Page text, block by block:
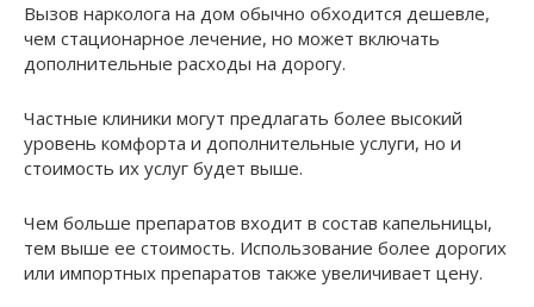
Вызов нарколога на дом обычно обходится дешевле,
чем стационарное лечение, но может включать
дополнительные расходы на дорогу.
Частные клиники могут предлагать более высокий
уровень комфорта и дополнительные услуги, но и
стоимость их услуг будет выше.
Чем больше препаратов входит в состав капельницы,
тем выше ее стоимость. Использование более дорогих
или импортных препаратов также увеличивает цену.